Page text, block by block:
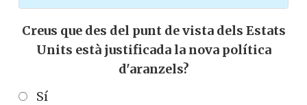
Creus que des del punt de vista dels Estats
Units està justificada la nova política
d'aranzels?
Sí